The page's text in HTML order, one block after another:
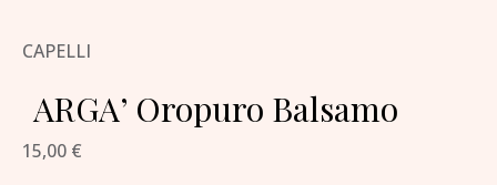
CAPELLI
ARGA’ Oropuro Balsamo
15,00 €